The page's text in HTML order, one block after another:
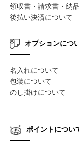
領収書・請求書・納
後払い決済について
オプションにつ
名入れについて
包装について
のし掛けについて
ポイントについ